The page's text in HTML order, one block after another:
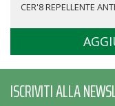
CER'8 REPELLENTE
ISCRIVITI ALLA